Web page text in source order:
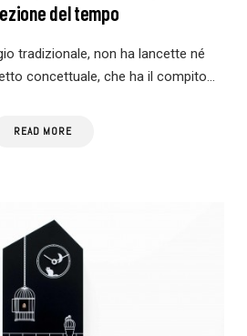
del tempo
tradizionale, non ha lancette né
concettuale, che ha il compito…
READ MORE